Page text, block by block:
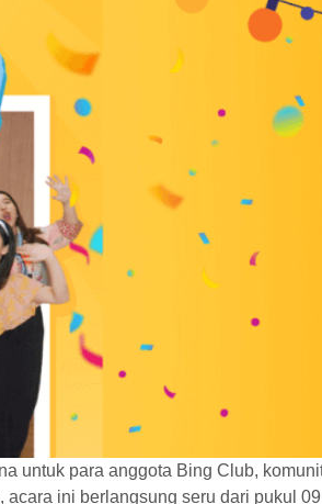
untuk para anggota Bing Club,
acara ini berlangsung seru dari pukul